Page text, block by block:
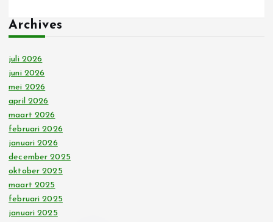
Archives
juli 2026
juni 2026
mei 2026
april 2026
maart 2026
februari 2026
januari 2026
december 2025
oktober 2025
maart 2025
februari 2025
januari 2025